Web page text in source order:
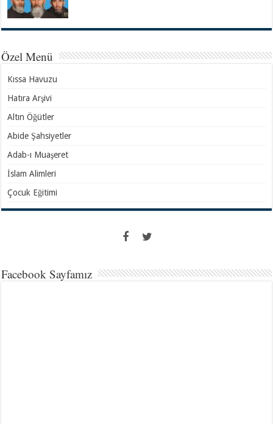
Özel Menü
Kıssa Havuzu
Hatıra Arşivi
Altın Öğütler
Abide Şahsiyetler
Adab-ı Muaşeret
İslam Alimleri
Çocuk Eğitimi
Facebook Sayfamız